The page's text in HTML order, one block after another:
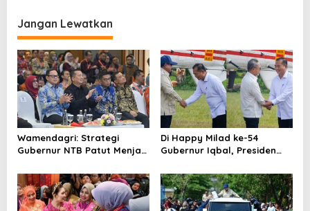
i
g
a
s
i
p
o
Jangan Lewatkan
Wamendagri: Strategi
Gubernur NTB Patut Menjadi
Indonesia
Di Happy Milad ke-54
Gubernur Iqbal, Presiden